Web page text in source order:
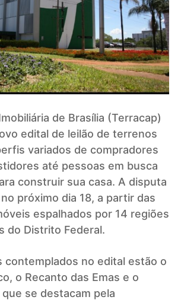
de Brasília (Terracap)
edital de leilão de terrenos
variados de compradores
até pessoas em busca
construir sua casa. A disputa
próximo dia 18, a partir das
espalhados por 14 regiões
do Distrito Federal.
contemplados no edital estão o
o Recanto das Emas e o
que se destacam pela